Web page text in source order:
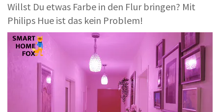
Willst Du etwas Farbe in den Flur bringen? Mit
Philips Hue ist das kein Problem!